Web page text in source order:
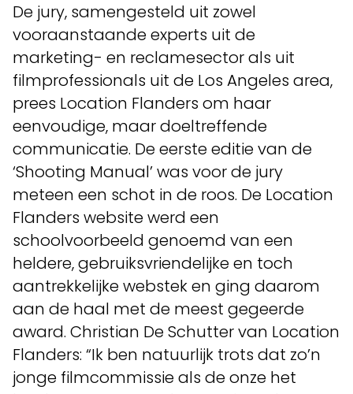
De jury, samengesteld uit zowel
vooraanstaande experts uit de
marketing- en reclamesector als uit
filmprofessionals uit de Los Angeles area,
prees Location Flanders om haar
eenvoudige, maar doeltreffende
communicatie. De eerste editie van de
‘Shooting Manual’ was voor de jury
meteen een schot in de roos. De Location
Flanders website werd een
schoolvoorbeeld genoemd van een
heldere, gebruiksvriendelijke en toch
aantrekkelijke webstek en ging daarom
aan de haal met de meest gegeerde
award. Christian De Schutter van Location
Flanders: “Ik ben natuurlijk trots dat zo’n
jonge filmcommissie als de onze het